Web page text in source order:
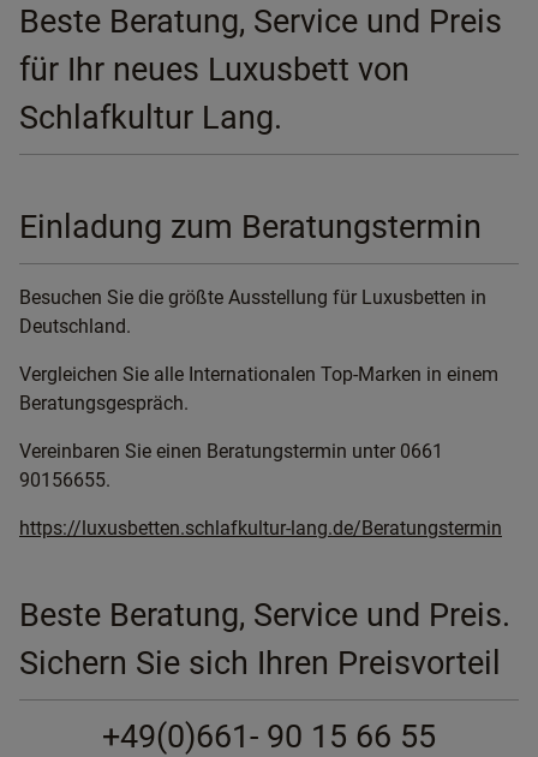
Beste Beratung, Service und Preis
für Ihr neues Luxusbett von
Schlafkultur Lang.
Einladung zum Beratungstermin
Besuchen Sie die größte Ausstellung für Luxusbetten in
Deutschland.
Vergleichen Sie alle Internationalen Top-Marken in einem
Beratungsgespräch.
Vereinbaren Sie einen Beratungstermin unter 0661
90156655.
https://luxusbetten.schlafkultur-lang.de/Beratungstermin
Beste Beratung, Service und Preis.
Sichern Sie sich Ihren Preisvorteil
+49(0)661- 90 15 66 55